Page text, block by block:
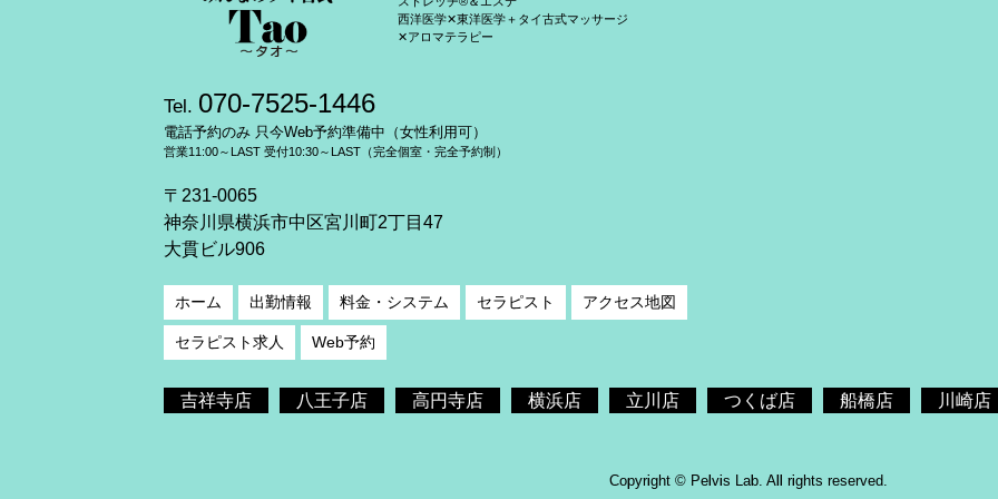
西洋医学✕東洋医学＋タイ古式マッサージ
✕アロマテラピー
Tel. 070-7525-1446
電話予約のみ 只今Web予約準備中（女性利用可）
営業11:00～LAST 受付10:30～LAST（完全個室・完全予約制）
〒231-0065
神奈川県横浜市中区宮川町2丁目47
大貫ビル906
ホーム 出勤情報 料金・システム セラピスト アクセス地図
セラピスト求人 Web予約
吉祥寺店 八王子店 高円寺店 横浜店 立川店 つくば店 船橋店 川崎店
Copyright © Pelvis Lab. All rights reserved.